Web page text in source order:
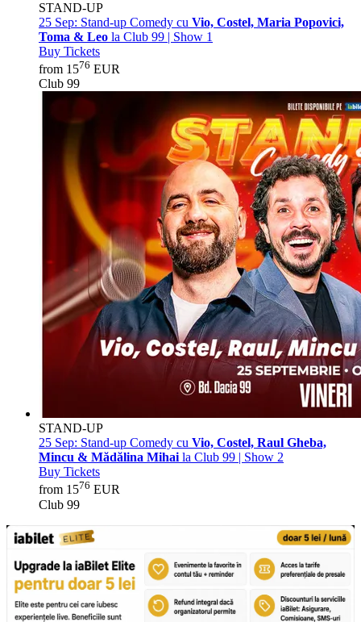
STAND-UP
25 Sep: Stand-up Comedy cu Vio, Costel, Maria Popovici,
Toma & Leo la Club 99 | Show 1
Buy Tickets
from 1576 EUR
Club 99
STAND-UP
25 Sep: Stand-up Comedy cu Vio, Costel, Raul Gheba,
Mincu & Mădălina Mihai la Club 99 | Show 2
Buy Tickets
from 1576 EUR
Club 99